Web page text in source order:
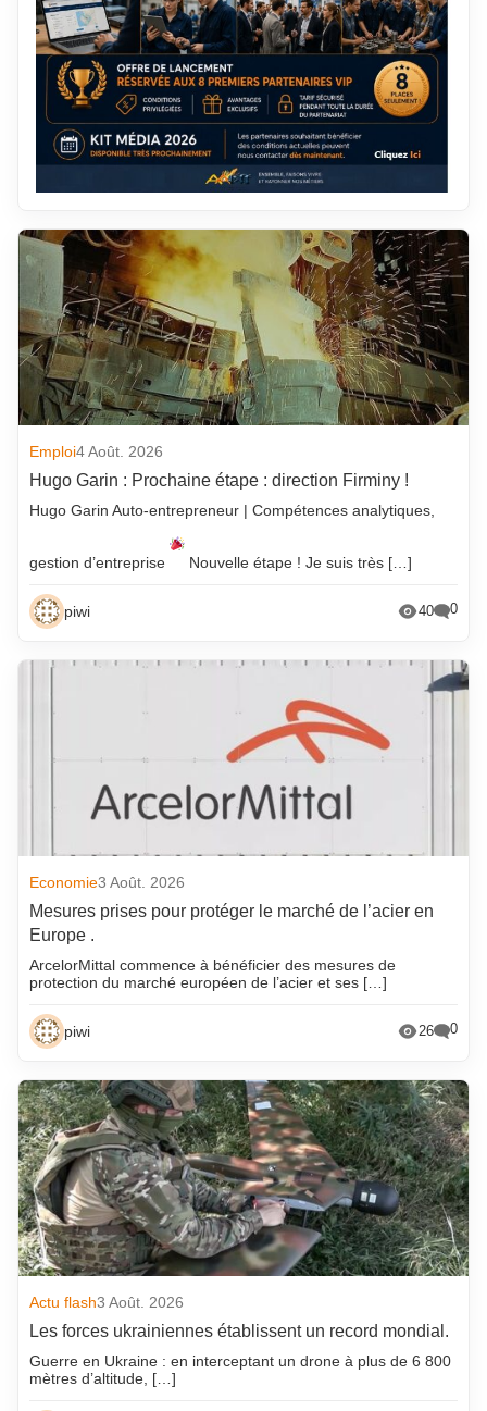
Emploi4 Août. 2026
Hugo Garin : Prochaine étape : direction Firminy !
Hugo Garin Auto-entrepreneur | Compétences analytiques,
gestion d’entreprise Nouvelle étape ! Je suis très […]
piwi 40 0
Economie3 Août. 2026
Mesures prises pour protéger le marché de l’acier en
Europe .
ArcelorMittal commence à bénéficier des mesures de
protection du marché européen de l’acier et ses […]
piwi 26 0
Actu flash3 Août. 2026
Les forces ukrainiennes établissent un record mondial.
Guerre en Ukraine : en interceptant un drone à plus de 6 800
mètres d’altitude, […]